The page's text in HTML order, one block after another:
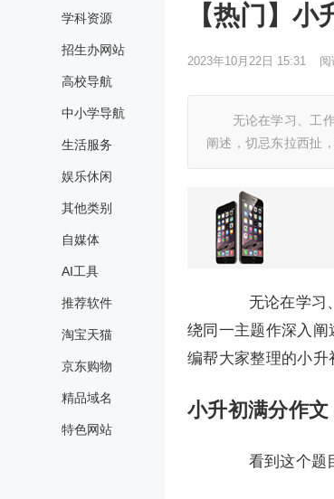
学科资源
招生办网站
高校导航
中小学导航
生活服务
娱乐休闲
其他类别
自媒体
AI工具
推荐软件
淘宝天猫
京东购物
精品域名
特色网站
【热门】
2023年10月22日 15:31 阅
无论在学习、工作
阐述，切忌东拉西扯
无论在学习、
绕同一主题作深入
编帮大家整理的小升
小升初满分作文
看到这个题目